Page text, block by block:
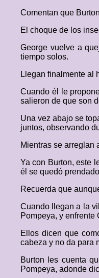
Comentan que
El choque de los
George vuelve a
tiempo solos.
Llegan finalmente al
Cuando él le
salieron de que son
Una vez abajo se
juntos, observando
Mientras se arreglan
Ya con Burton, este
él se quedó
Recuerda que
Cuando llegan a la
Pompeya, y enfrente
Ellos dicen que
cabeza y no da para
Burton les cuenta
Pompeya, adonde